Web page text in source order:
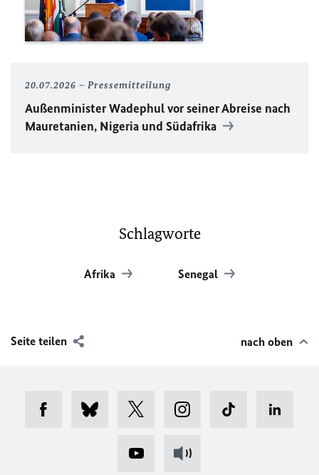
20.07.2026 Pressemitteilung
Außenminister Wadephul vor seiner Abreise nach
Mauretanien, Nigeria und Südafrika
Schlagworte
Afrika Senegal
Seite teilen nach oben